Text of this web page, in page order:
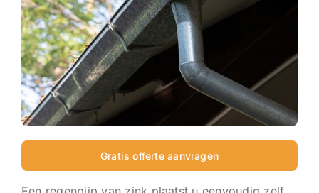
Gratis offerte aanvragen